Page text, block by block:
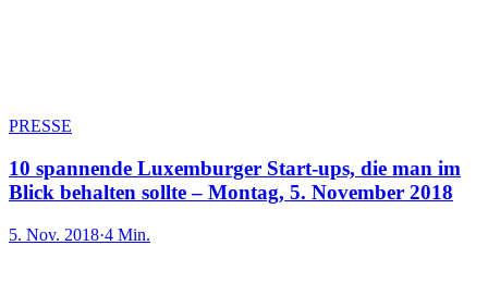
PRESSE
10 spannende Luxemburger Start-ups, die man im
Blick behalten sollte – Montag, 5. November 2018
5. Nov. 2018·4 Min.